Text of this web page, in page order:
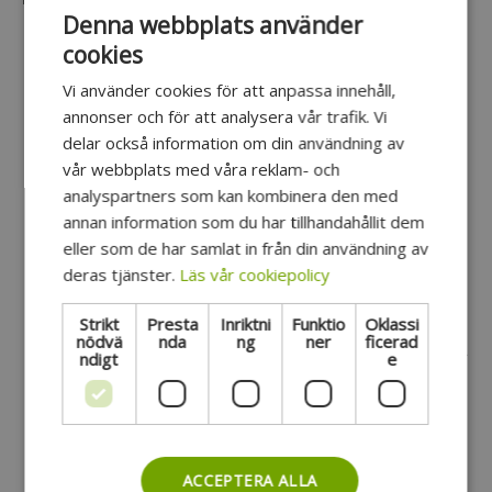
Höga 90 graders vinklade kanter möjliggör fullt
utnyttjande av bagageutrymmet.
Den nedre kanten förhindrar att smuts och skräp
hamnar på fel ställen.
Användbar och praktisk stövelbricka som är lätt
att rengöra.
Speciellt gjord för att passa perfekt i
bagageutrymmet på bilen.
Tillverkad i en design som förhindrar läckage av
vätska och smuts.
Tillverkad av de bästa och renaste materialen på
marknaden, inklusive Rubbasol.
Denna webbplats använder
cookies
Vi använder cookies för att anpassa innehåll,
annonser och för att analysera vår trafik. Vi
delar också information om din användning av
vår webbplats med våra reklam- och
analyspartners som kan kombinera den med
annan information som du har tillhandahållit dem
eller som de har samlat in från din användning av
deras tjänster. Läs vår cookiepolicy
Strikt
nödvä
ndigt
Presta
nda
Inriktni
ng
Funktio
ner
Oklassi
ficerad
e
ACCEPTERA ALLA